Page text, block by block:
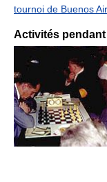
tournoi de Buenos
Activités pendant